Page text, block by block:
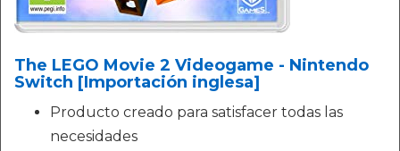
The LEGO Movie 2 Videogame - Nintendo
Switch [Importación inglesa]
Producto creado para satisfacer todas las
necesidades